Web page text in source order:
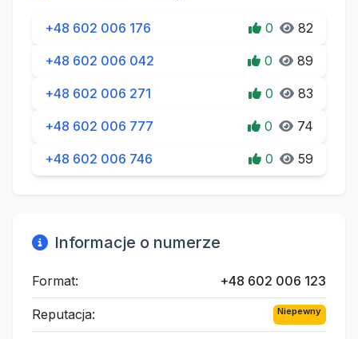
+48 602 006 176 0 82
+48 602 006 042 0 89
+48 602 006 271 0 83
+48 602 006 777 0 74
+48 602 006 746 0 59
Informacje o numerze
Format: +48 602 006 123
Reputacja: Niepewny